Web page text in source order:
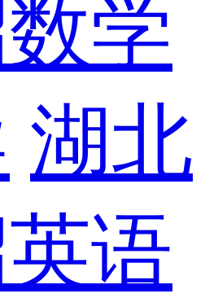
学
湖北
语